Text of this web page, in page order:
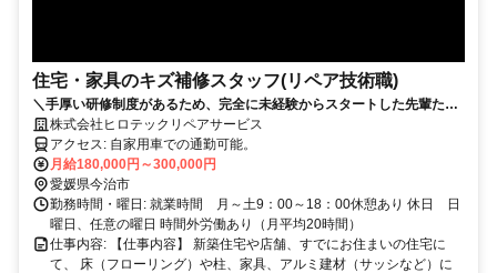
住宅・家具のキズ補修スタッフ(リペア技術職)
＼手厚い研修制度があるため、完全に未経験からスタートした先輩たち
が男女問わず多数活躍しています！／ お店や住宅の床・家具のキズをき
れいに直す、一生モノの「補修（リペア）技術」を身につけませんか？
月給18万〜30万円＋賞与年2回！
株式会社ヒロテックリペアサービス
アクセス: 自家用車での通勤可能。
月給180,000円～300,000円
愛媛県今治市
勤務時間・曜日: 就業時間 月～土9：00～18：00休憩あり 休日 日
曜日、任意の曜日 時間外労働あり（月平均20時間）
仕事内容: 【仕事内容】 新築住宅や店舗、すでにお住まいの住宅に
て、 床（フローリング）や柱、家具、アルミ建材（サッシなど）に